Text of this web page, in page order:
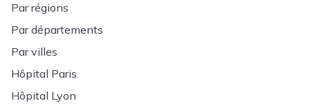
Par régions
Par départements
Par villes
Hôpital Paris
Hôpital Lyon